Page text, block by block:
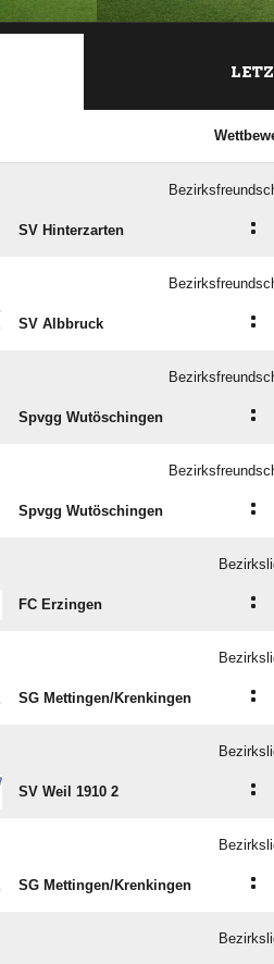
SV Hinterzarten :
SV Albbruck :
Spvgg Wutöschingen :
Spvgg Wutöschingen :
FC Erzingen :
SG Mettingen/​Krenkingen :
SV Weil 1910 2 :
SG Mettingen/​Krenkingen :